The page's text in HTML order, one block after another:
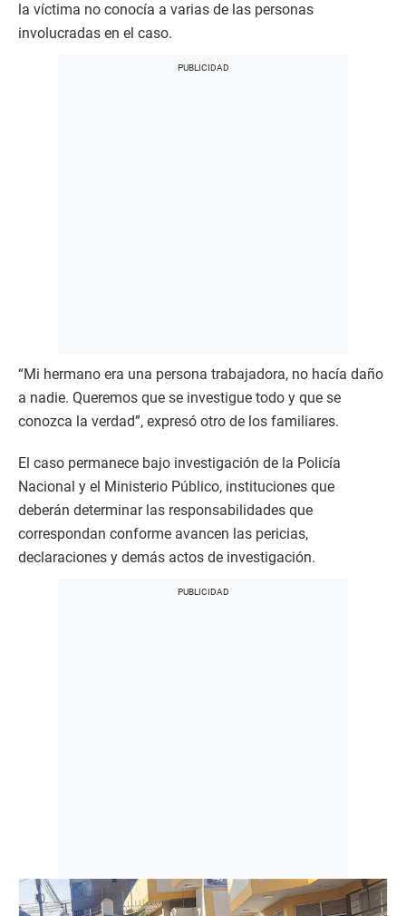
la víctima no conocía a varias de las personas
involucradas en el caso.
“Mi hermano era una persona trabajadora, no hacía daño
a nadie. Queremos que se investigue todo y que se
conozca la verdad”, expresó otro de los familiares.
El caso permanece bajo investigación de la Policía
Nacional y el Ministerio Público, instituciones que
deberán determinar las responsabilidades que
correspondan conforme avancen las pericias,
declaraciones y demás actos de investigación.